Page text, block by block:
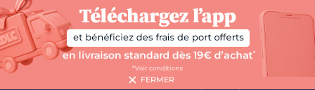
FERMER